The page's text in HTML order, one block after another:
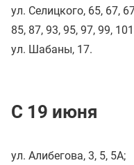
ул. Селицкого, 65, 67,
85, 87, 93, 95, 97, 99,
ул. Шабаны, 17.
С 19 июня
ул. Алибегова, 3, 5, 5А;